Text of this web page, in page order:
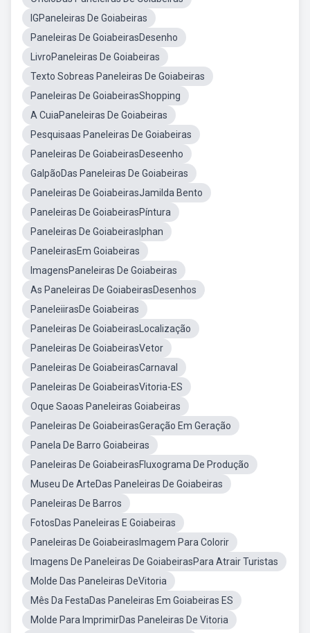
IGPaneleiras De Goiabeiras
Paneleiras De GoiabeirasDesenho
LivroPaneleiras De Goiabeiras
Texto Sobreas Paneleiras De Goiabeiras
Paneleiras De GoiabeirasShopping
A CuiaPaneleiras De Goiabeiras
Pesquisaas Paneleiras De Goiabeiras
Paneleiras De GoiabeirasDeseenho
GalpãoDas Paneleiras De Goiabeiras
Paneleiras De GoiabeirasJamilda Bento
Paneleiras De GoiabeirasPíntura
Paneleiras De GoiabeirasIphan
PaneleirasEm Goiabeiras
ImagensPaneleiras De Goiabeiras
As Paneleiras De GoiabeirasDesenhos
PaneleiirasDe Goiabeiras
Paneleiras De GoiabeirasLocalização
Paneleiras De GoiabeirasVetor
Paneleiras De GoiabeirasCarnaval
Paneleiras De GoiabeirasVitoria-ES
Oque Saoas Paneleiras Goiabeiras
Paneleiras De GoiabeirasGeração Em Geração
Panela De Barro Goiabeiras
Paneleiras De GoiabeirasFluxograma De Produção
Museu De ArteDas Paneleiras De Goiabeiras
Paneleiras De Barros
FotosDas Paneleiras E Goiabeiras
Paneleiras De GoiabeirasImagem Para Colorir
Imagens De Paneleiras De GoiabeirasPara Atrair Turistas
Molde Das Paneleiras DeVitoria
Mês Da FestaDas Paneleiras Em Goiabeiras ES
Molde Para ImprimirDas Paneleiras De Vitoria